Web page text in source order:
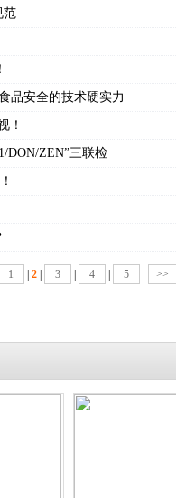
范
品安全的技术硬实力
！
DON/ZEN”三联检
1 2 3 4 5 >>